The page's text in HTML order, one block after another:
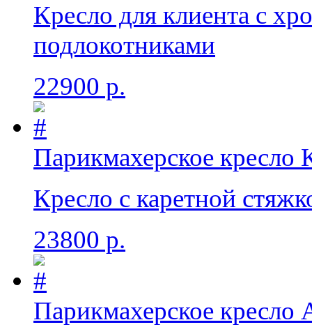
Кресло для клиента с
подлокотниками
22900 р.
Парикмахерское кресло
Кресло с каретной
23800 р.
Парикмахерское